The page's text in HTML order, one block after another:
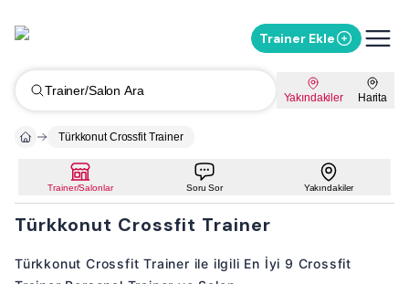
Trainer Ekle
Trainer/Salon Ara Yakındakiler Harita
Türkkonut Crossfit Trainer
Trainer/Salonlar Soru Sor Yakındakiler
Türkkonut Crossfit Trainer
Türkkonut Crossfit Trainer ile ilgili En İyi 9 Crossfit